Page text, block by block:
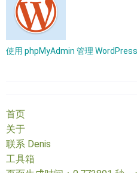
使用 phpMyAdmin 管理
首页
关于
联系 Denis
工具箱